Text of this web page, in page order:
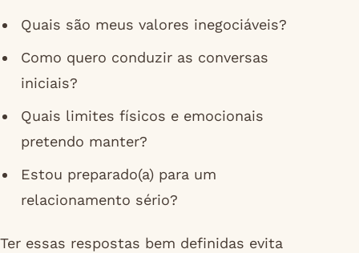
Quais são meus valores inegociáveis?
Como quero conduzir as conversas
iniciais?
Quais limites físicos e emocionais
pretendo manter?
Estou preparado(a) para um
relacionamento sério?
Ter essas respostas bem definidas evita